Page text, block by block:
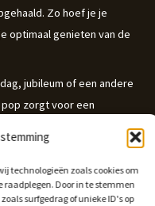
technologieën zoals cookies om
raadplegen. Door in te stemmen
surfgedrag of unieke ID's op
Zo hoef je je
optimaal genieten van de
jubileum of een andere
zorgt voor een